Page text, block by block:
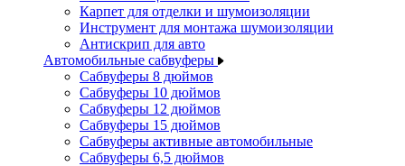
Карпет для отделки и шумоизоляции
Инструмент для монтажа шумоизоляции
Антискрип для авто
Автомобильные сабвуферы
Сабвуферы 8 дюймов
Сабвуферы 10 дюймов
Сабвуферы 12 дюймов
Сабвуферы 15 дюймов
Сабвуферы активные автомобильные
Сабвуферы 6,5 дюймов